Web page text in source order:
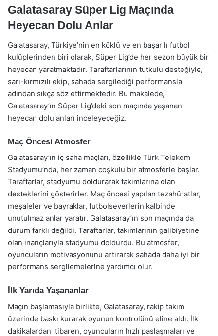
Galatasaray Süper Lig Maçında
Heyecan Dolu Anlar
Galatasaray, Türkiye’nin en köklü ve en başarılı futbol
kulüplerinden biri olarak, Süper Lig’de her sezon büyük bir
heyecan yaratmaktadır. Taraftarlarının tutkulu desteğiyle,
sarı-kırmızılı ekip, sahada sergilediği performansla
adından sıkça söz ettirmektedir. Bu makalede,
Galatasaray’ın Süper Lig’deki son maçında yaşanan
heyecan dolu anları inceleyeceğiz.
Maç Öncesi Atmosfer
Galatasaray’ın iç saha maçları, özellikle Türk Telekom
Stadyumu’nda, her zaman coşkulu bir atmosferle başlar.
Taraftarlar, stadyumu doldurarak takımlarına olan
desteklerini gösterirler. Maç öncesi yapılan tezahüratlar,
meşaleler ve bayraklar, futbolseverlerin kalbinde
unutulmaz anlar yaratır. Galatasaray’ın son maçında da
durum farklı değildi. Taraftarlar, takımlarının galibiyetine
olan inançlarıyla stadyumu doldurdu. Bu atmosfer,
oyuncuların motivasyonunu artırarak sahada daha iyi bir
performans sergilemelerine yardımcı olur.
İlk Yarıda Yaşananlar
Maçın başlamasıyla birlikte, Galatasaray, rakip takım
üzerinde baskı kurarak oyunun kontrolünü eline aldı. İlk
dakikalardan itibaren, oyuncuların hızlı paslaşmaları ve